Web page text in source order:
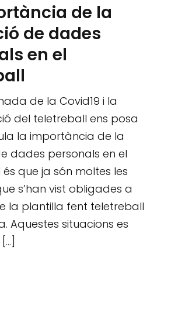
de la
de dades
en el
de la Covid19 i la
del teletreball ens posa
la importància de la
dades personals en el
que ja són moltes les
s’han vist obligades a
la plantilla fent teletreball
Aquestes situacions es